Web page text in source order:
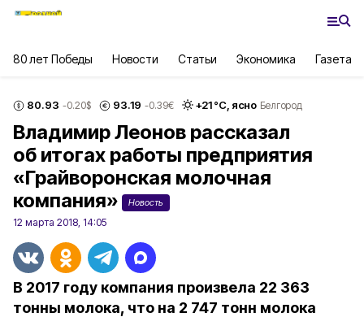
80 лет Победы Новости Статьи Экономика Газета
80.93 -0.20$ 93.19 -0.39€ +21°С, ясно Белгород
Владимир Леонов рассказал
об итогах работы предприятия
«Грайворонская молочная
компания»
Новость
12 марта 2018, 14:05
В 2017 году компания произвела 22 363
тонны молока, что на 2 747 тонн молока